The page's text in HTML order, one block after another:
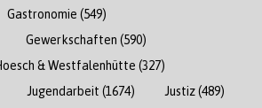
Gastronomie (549)
Gewerkschaften (590)
& Westfalenhütte (327)
Jugendarbeit (1674) Justiz(489)